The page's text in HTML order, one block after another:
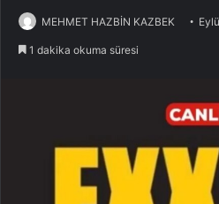
MEHMET HAZBİN KAZBEK
1 dakika okuma süresi